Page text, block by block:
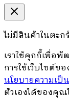
ไม่มีสินค้าในตะก
เราใช้คุกกี้เพื่อ
การใช้เว็บไซต์
นโยบายความเป็
ตัวเองได้ของคุ